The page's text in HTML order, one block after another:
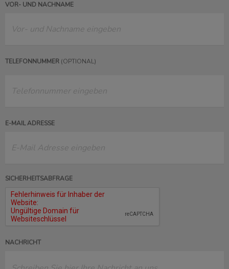
VOR- UND NACHNAME
TELEFONNUMMER (OPTIONAL)
E-MAIL ADRESSE
SICHERHEITSABFRAGE
NACHRICHT